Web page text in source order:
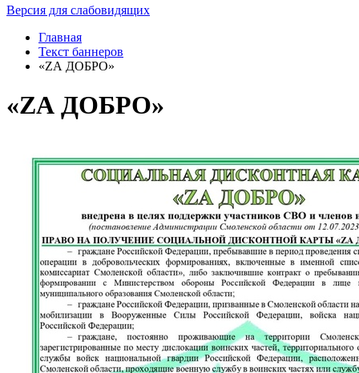
Версия для слабовидящих
Главная
Текст баннеров
«ZА ДОБРО»
«ZА ДОБРО»